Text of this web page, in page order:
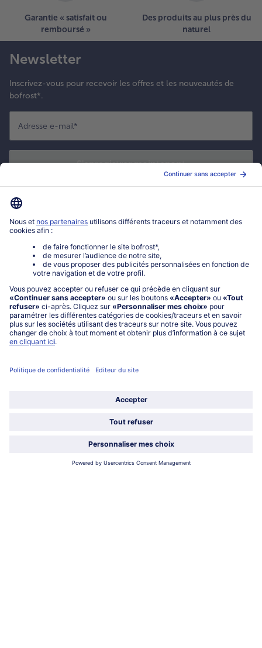
Garantie « satisfait ou
remboursé »
Des produits au plus près du
naturel
Newsletter
Inscrivez-vous pour recevoir les offres et les nouveautés de
bofrost*.
Adresse e-mail*
S'enregistrer maintenant
Mon compte bofrost*
service@bofrost.fr
0801 902 406
Lu-Ve : 9h - 20h (appel non surtaxé)